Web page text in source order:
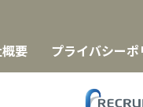
要 プライバシーポ